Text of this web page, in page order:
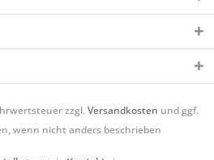
zzgl.Versandkosten und ggf.
wenn nicht anders beschrieben